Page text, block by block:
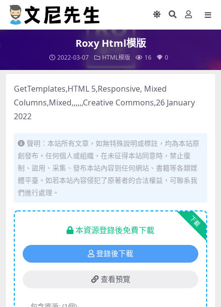
Roxy Html模版
2022-03-07 HTML模版 16 0
GetTemplates,HTML 5,Responsive, Mixed
Columns,Mixed,,,,,,Creative Commons,26 January
2022
聲明：本站所有文章，如無特殊說明或標註，均為本站原
創發布。任何個人或組織，在未征得本站同意時，禁止復
制、盜用、采集、發布本站內容到任何網站、書籍等各類媒
體平臺。如若本站內容侵犯了原著者的合法權益，可聯系我
們進行處理。
下載
本資源登錄後免費下載
登錄後下載
查看預覽